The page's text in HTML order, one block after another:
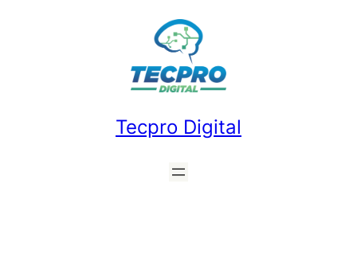
Tecpro Digital